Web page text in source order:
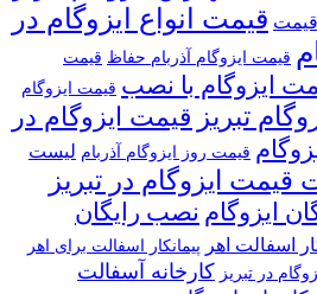
قیمت قیمت انواع ایزوگام در
قیمت ایزوگام آذربام حفاظ قیمت
ایزوگام با نصب قیمت ایزوگام
تبریز قیمت ایزوگام در
قیمت روز ایزوگام آذربام لیست
قیمت ایزوگام در تبریز
ایزوگام نصب رایگان
اسفالت اهر پیمانکار اسفالت برای اهر
در تبریز کارخانه آسفالت